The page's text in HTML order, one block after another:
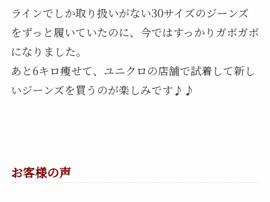
ラインでしか取り扱いがない30サイズのジーンズ
をずっと履いていたのに、今ではすっかりガボガボ
になりました。
あと6キロ痩せて、ユニクロの店舗で試着して新し
いジーンズを買うのが楽しみです♪♪
お客様の声